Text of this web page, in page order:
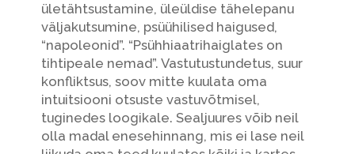
ületähtsustamine, üleüldise tähelepanu
väljakutsumine, psüühilised haigused,
“napoleonid”. “Psühhiaatrihaiglates on
tihtipeale nemad”. Vastutustundetus, suur
konfliktsus, soov mitte kuulata oma
intuitsiooni otsuste vastuvõtmisel,
tuginedes loogikale. Sealjuures võib neil
olla madal enesehinnang, mis ei lase neil